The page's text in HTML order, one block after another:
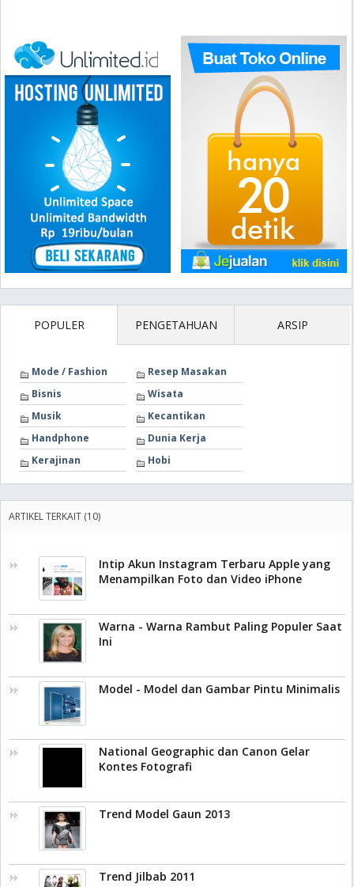
POPULER PENGETAHUAN ARSIP
Mode / Fashion
Resep Masakan
Bisnis
Wisata
Musik
Kecantikan
Handphone
Dunia Kerja
Kerajinan
Hobi
ARTIKEL TERKAIT (10)
Intip Akun Instagram Terbaru Apple yang
Menampilkan Foto dan Video iPhone
Warna - Warna Rambut Paling Populer Saat
Ini
Model - Model dan Gambar Pintu Minimalis
National Geographic dan Canon Gelar
Kontes Fotografi
Trend Model Gaun 2013
Trend Jilbab 2011